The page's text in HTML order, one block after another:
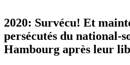
2020: Survécu! Et
persécutés du national-
Hambourg après leur